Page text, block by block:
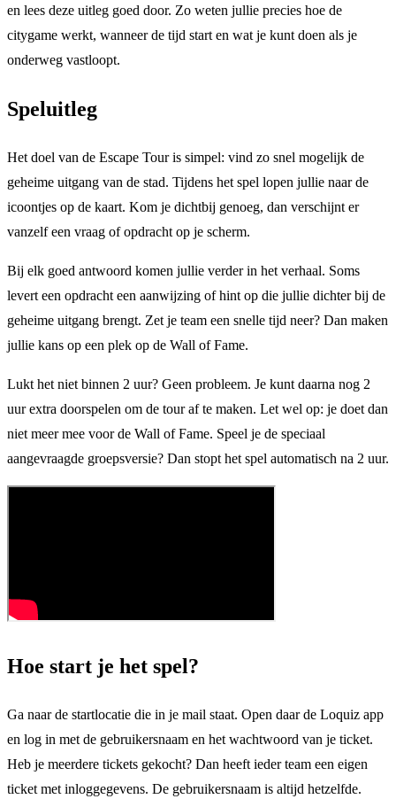
en lees deze uitleg goed door. Zo weten jullie precies hoe de
citygame werkt, wanneer de tijd start en wat je kunt doen als je
onderweg vastloopt.
Speluitleg
Het doel van de Escape Tour is simpel: vind zo snel mogelijk de
geheime uitgang van de stad. Tijdens het spel lopen jullie naar de
icoontjes op de kaart. Kom je dichtbij genoeg, dan verschijnt er
vanzelf een vraag of opdracht op je scherm.
Bij elk goed antwoord komen jullie verder in het verhaal. Soms
levert een opdracht een aanwijzing of hint op die jullie dichter bij de
geheime uitgang brengt. Zet je team een snelle tijd neer? Dan maken
jullie kans op een plek op de Wall of Fame.
Lukt het niet binnen 2 uur? Geen probleem. Je kunt daarna nog 2
uur extra doorspelen om de tour af te maken. Let wel op: je doet dan
niet meer mee voor de Wall of Fame. Speel je de speciaal
aangevraagde groepsversie? Dan stopt het spel automatisch na 2 uur.
Hoe start je het spel?
Ga naar de startlocatie die in je mail staat. Open daar de Loquiz app
en log in met de gebruikersnaam en het wachtwoord van je ticket.
Heb je meerdere tickets gekocht? Dan heeft ieder team een eigen
ticket met inloggegevens. De gebruikersnaam is altijd hetzelfde.